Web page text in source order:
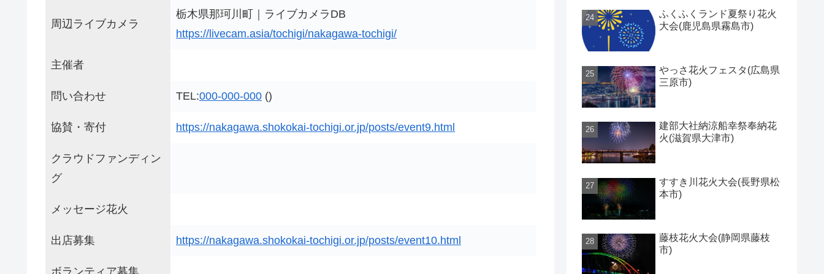
周辺ライブカメラ
栃木県那珂川町｜ライブカメラDB
https://livecam.asia/tochigi/nakagawa-tochigi/
主催者
問い合わせ TEL:000-000-000 ()
協賛・寄付 https://nakagawa.shokokai-tochigi.or.jp/posts/event9.html
クラウドファンディン
グ
メッセージ花火
出店募集 https://nakagawa.shokokai-tochigi.or.jp/posts/event10.html
ふくふくランド夏祭り花火
大会(鹿児島県霧島市)
やっさ花火フェスタ(広島県
三原市)
建部大社納涼船幸祭奉納花
火(滋賀県大津市)
すすき川花火大会(長野県松
本市)
藤枝花火大会(静岡県藤枝
市)